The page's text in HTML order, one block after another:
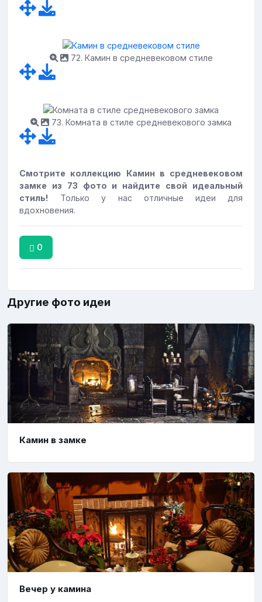
72. Камин в средневековом стиле
73. Комната в стиле средневекового замка
Смотрите коллекцию Камин в средневековом
замке из 73 фото и найдите свой идеальный
стиль!
Только у нас отличные идеи для
вдохновения.
0
Другие фото идеи
Камин в замке
Вечер у камина